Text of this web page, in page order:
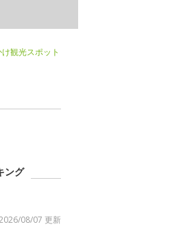
観光スポット
ング
08/07 更新